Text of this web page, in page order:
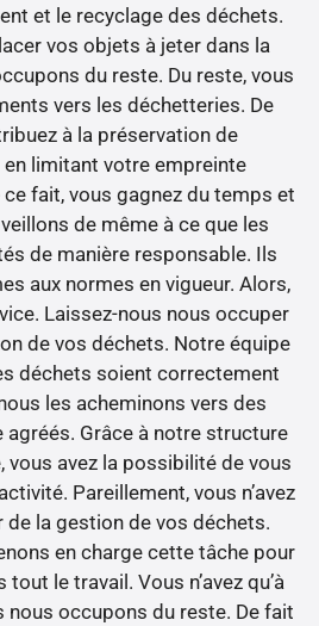
et le recyclage des déchets.
vos objets à jeter dans la
du reste. Du reste, vous
vers les déchetteries. De
à la préservation de
en limitant votre empreinte
fait, vous gagnez du temps et
de même à ce que les
de manière responsable. Ils
aux normes en vigueur. Alors,
Laissez-nous nous occuper
de vos déchets. Notre équipe
déchets soient correctement
les acheminons vers des
Grâce à notre structure
vous avez la possibilité de vous
Pareillement, vous n’avez
de la gestion de vos déchets.
en charge cette tâche pour
le travail. Vous n’avez qu’à
nous occupons du reste. De fait